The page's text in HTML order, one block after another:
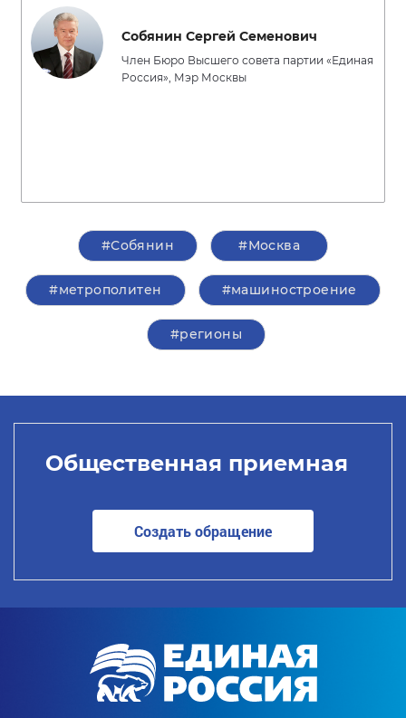
Собянин Сергей Семенович
Член Бюро Высшего совета партии «Единая
Россия», Мэр Москвы
#Собянин #Москва
#метрополитен #машиностроение
#регионы
Общественная приемная
Создать обращение